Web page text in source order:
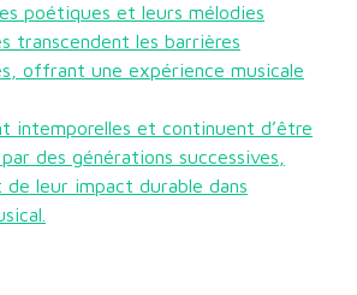
poétiques et leurs mélodies
transcendent les barrières
offrant une expérience musicale
intemporelles et continuent d’être
des générations successives,
de leur impact durable dans